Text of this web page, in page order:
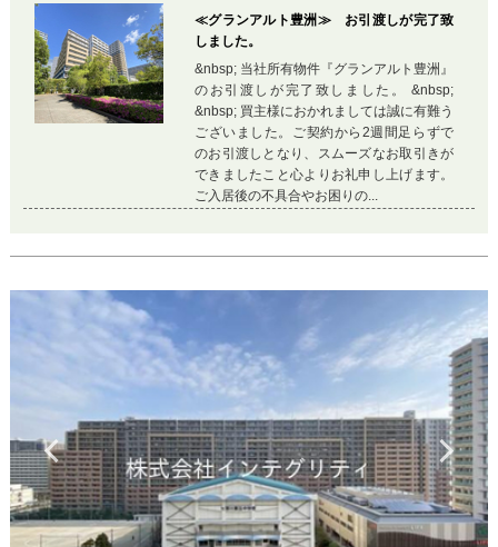
≪グランアルト豊洲≫ お引渡しが完了致
しました。
&nbsp; 当社所有物件『グランアルト豊洲』
のお引渡しが完了致しました。 &nbsp;
&nbsp; 買主様におかれましては誠に有難う
ございました。ご契約から2週間足らずで
のお引渡しとなり、スムーズなお取引きが
できましたこと心よりお礼申し上げます。
ご入居後の不具合やお困りの...
Previous